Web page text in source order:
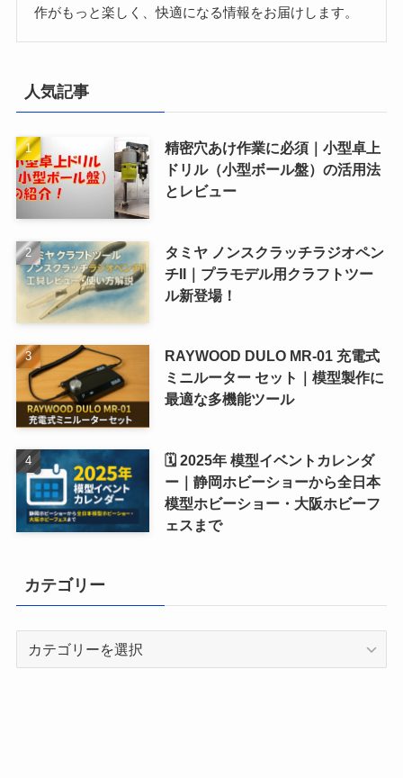
作がもっと楽しく、快適になる情報をお届けします。
人気記事
精密穴あけ作業に必須｜小型卓上
ドリル（小型ボール盤）の活用法
とレビュー
タミヤ ノンスクラッチラジオペン
チII｜プラモデル用クラフトツー
ル新登場！
RAYWOOD DULO MR-01 充電式
ミニルーター セット｜模型製作に
最適な多機能ツール
🗓 2025年 模型イベントカレンダ
ー｜静岡ホビーショーから全日本
模型ホビーショー・大阪ホビーフ
ェスまで
カテゴリー